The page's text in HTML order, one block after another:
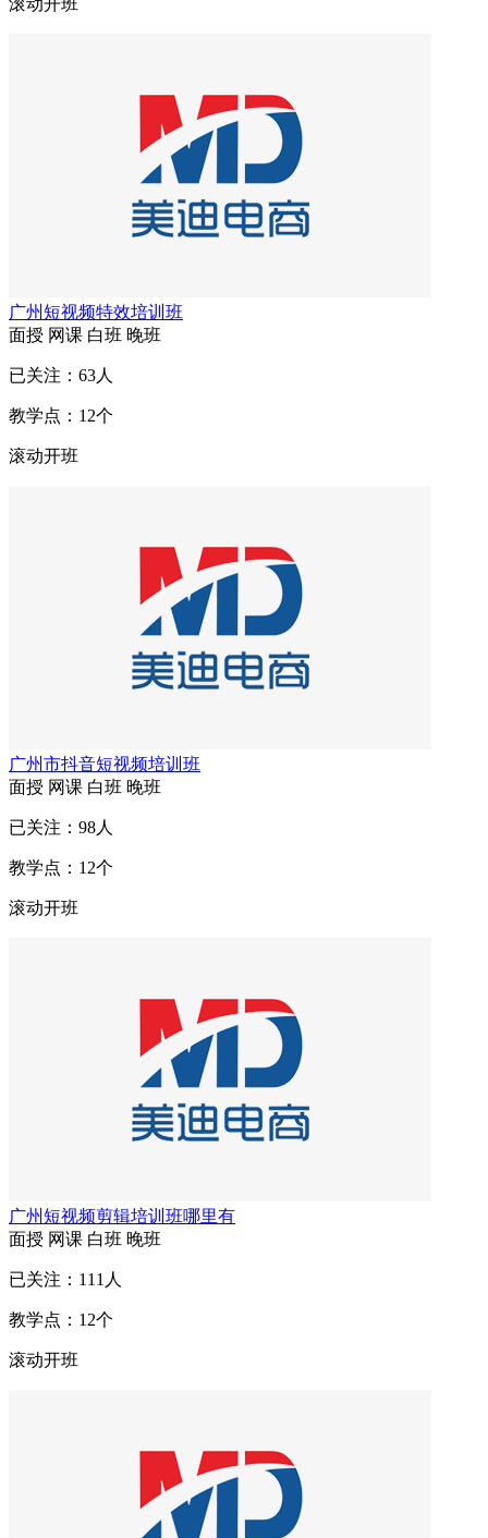
滚动开班
广州短视频特效培训班
面授 网课 白班 晚班
已关注： 63人
教学点： 12个
滚动开班
广州市抖音短视频培训班
面授 网课 白班 晚班
已关注： 98人
教学点： 12个
滚动开班
广州短视频剪辑培训班哪里有
面授 网课 白班 晚班
已关注： 111 人
教学点： 12个
滚动开班